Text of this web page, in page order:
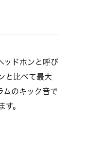
ッドホンと呼び
と比べて最大
ムのキック音で
。